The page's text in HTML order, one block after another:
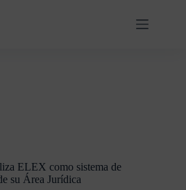
ELEX como sistema de
su Área Jurídica